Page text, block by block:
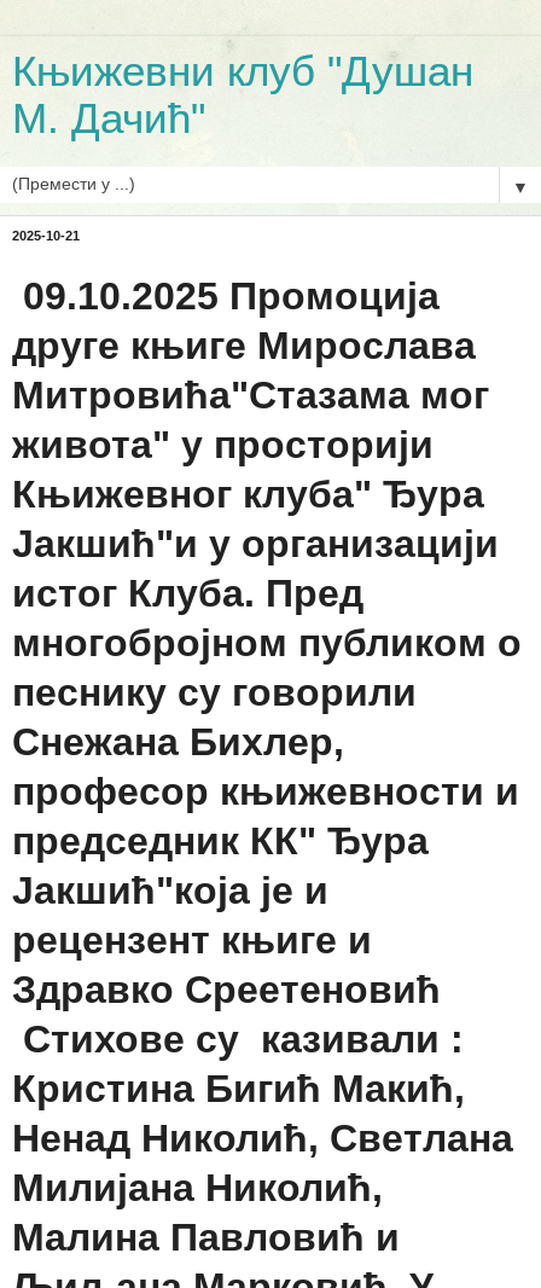
Књижевни клуб "Душан
М. Дачић"
▼
2025-10-21
09.10.2025 Промоција
друге књиге Мирослава
Митровића"Стазама мог
живота" у просторији
Књижевног клуба" Ђура
Јакшић"и у организацији
истог Клуба. Пред
многобројном публиком о
песнику су говорили
Снежана Бихлер,
професор књижевности и
председник КК" Ђура
Јакшић"која је и
рецензент књиге и
Здравко Среетеновић
Стихове су казивали :
Кристина Бигић Макић,
Ненад Николић, Светлана
Милијана Николић,
Малина Павловић и